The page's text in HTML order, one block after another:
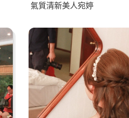
氣質清新美人宛婷